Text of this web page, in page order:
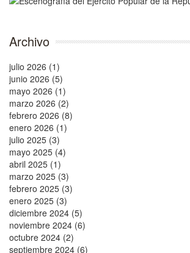
Archivo
julio 2026 (1)
junio 2026 (5)
mayo 2026 (1)
marzo 2026 (2)
febrero 2026 (8)
enero 2026 (1)
julio 2025 (3)
mayo 2025 (4)
abril 2025 (1)
marzo 2025 (3)
febrero 2025 (3)
enero 2025 (3)
diciembre 2024 (5)
noviembre 2024 (6)
octubre 2024 (2)
septiembre 2024 (6)